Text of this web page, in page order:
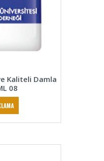
Kaliteli Damla
08